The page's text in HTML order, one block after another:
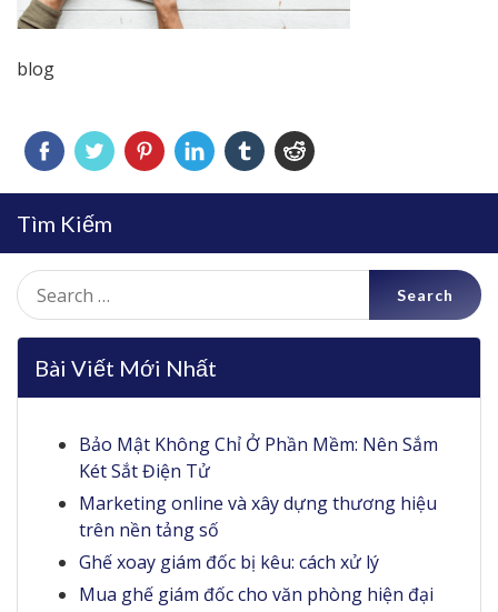
blog
Tìm Kiếm
Search
for:
Bài Viết Mới Nhất
Bảo Mật Không Chỉ Ở Phần Mềm: Nên Sắm
Két Sắt Điện Tử
Marketing online và xây dựng thương hiệu
trên nền tảng số
Ghế xoay giám đốc bị kêu: cách xử lý
Mua ghế giám đốc cho văn phòng hiện đại